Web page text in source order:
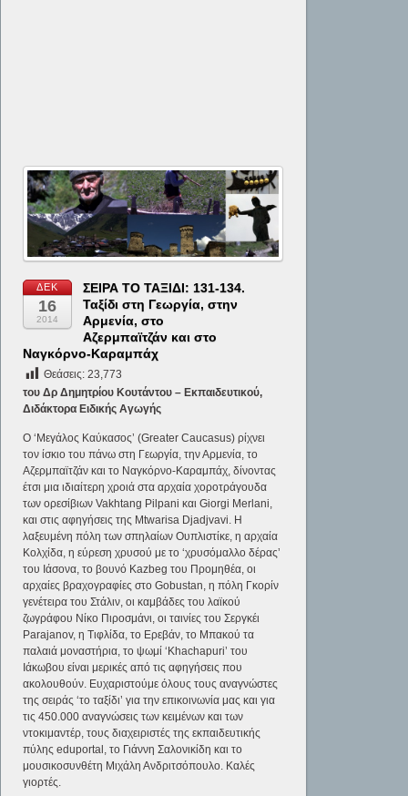
ΔΕΚ
16
2014
ΣΕΙΡΑ ΤΟ ΤΑΞΙΔΙ: 131-134.
Ταξίδι στη Γεωργία, στην
Αρμενία, στο
Αζερμπαϊτζάν και στο
Ναγκόρνο-Καραμπάχ
Θεάσεις: 23,773
του Δρ Δημητρίου Κουτάντου – Εκπαιδευτικού,
Διδάκτορα Ειδικής Αγωγής
Ο ‘Μεγάλος Καύκασος’ (Greater Caucasus) ρίχνει
τον ίσκιο του πάνω στη Γεωργία, την Αρμενία, το
Αζερμπαϊτζάν και το Ναγκόρνο-Καραμπάχ, δίνοντας
έτσι μια ιδιαίτερη χροιά στα αρχαία χοροτράγουδα
των ορεσίβιων Vakhtang Pilpani και Giorgi Merlani,
και στις αφηγήσεις της Mtwarisa Djadjvavi. Η
λαξευμένη πόλη των σπηλαίων Ουπλιστίκε, η αρχαία
Κολχίδα, η εύρεση χρυσού με το ‘χρυσόμαλλο δέρας’
του Ιάσονα, το βουνό Kazbeg του Προμηθέα, οι
αρχαίες βραχογραφίες στο Gobustan, η πόλη Γκορίν
γενέτειρα του Στάλιν, οι καμβάδες του λαϊκού
ζωγράφου Νίκο Πιροσμάνι, οι ταινίες του Σεργκέι
Parajanov, η Τιφλίδα, το Ερεβάν, το Μπακού τα
παλαιά μοναστήρια, το ψωμί ‘Khachapuri’ του
Ιάκωβου είναι μερικές από τις αφηγήσεις που
ακολουθούν. Ευχαριστούμε όλους τους αναγνώστες
της σειράς ‘το ταξίδι’ για την επικοινωνία μας και για
τις 450.000 αναγνώσεις των κειμένων και των
ντοκιμαντέρ, τους διαχειριστές της εκπαιδευτικής
πύλης eduportal, το Γιάννη Σαλονικίδη και το
μουσικοσυνθέτη Μιχάλη Ανδριτσόπουλο. Καλές
γιορτές.